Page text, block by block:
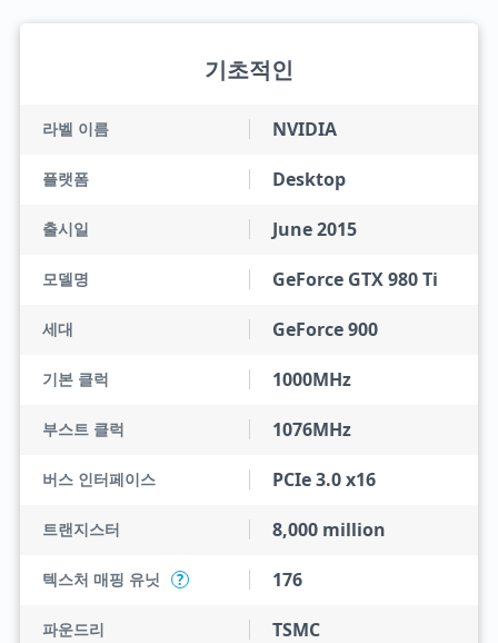
기초적인
라벨 이름 NVIDIA
플랫폼 Desktop
출시일 June 2015
모델명 GeForce GTX 980 Ti
세대 GeForce 900
기본 클럭 1000MHz
부스트 클럭 1076MHz
버스 인터페이스 PCIe 3.0 x16
트랜지스터 8,000 million
텍스처 매핑 유닛 ? 176
파운드리 TSMC